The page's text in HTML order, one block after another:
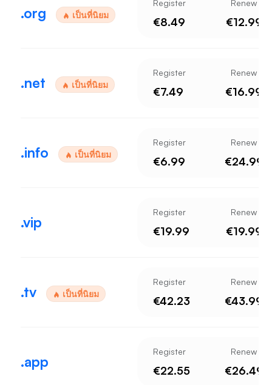
.org เป็นที่นิยม
Register
€8.49
Renew
€12.99
.net เป็นที่นิยม
Register
€7.49
Renew
€16.99
.info เป็นที่นิยม
Register
€6.99
Renew
€24.99
.vip
Register
€19.99
Renew
€19.99
.tv เป็นที่นิยม
Register
€42.23
Renew
€43.99
.app
Register
€22.55
Renew
€26.49